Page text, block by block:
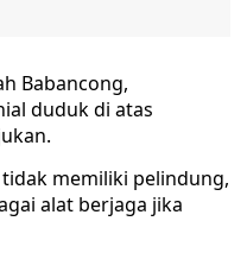
Babancong,
duduk di atas
memiliki pelindung,
alat berjaga jika